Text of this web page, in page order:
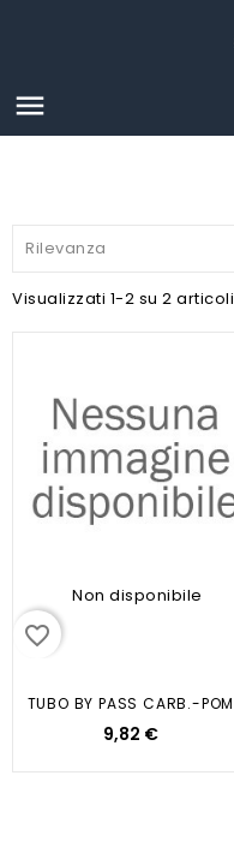

Rilevanza
Visualizzati 1-2 su 2 articoli
Non disponibile
favorite_border
TUBO BY PASS CARB.-POM
9,82 €